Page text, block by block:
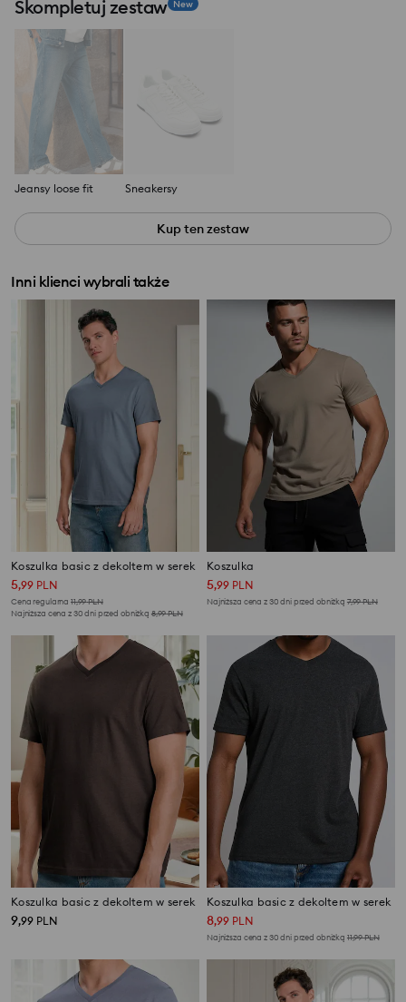
Skompletuj zestaw New
Jeansy loose fit Sneakersy
Kup ten zestaw
Inni klienci wybrali także
Koszulka basic z dekoltem w serek
5,99 PLN
Cena regularna 11,99PLN
Najniższa cena z 30 dni przed obniżką 8,99PLN
Koszulka
5,99 PLN
Najniższa cena z 30 dni przed obniżką 7,99PLN
Koszulka basic z dekoltem w serek
9,99 PLN
Koszulka basic z dekoltem w serek
8,99 PLN
Najniższa cena z 30 dni przed obniżką 11,99PLN